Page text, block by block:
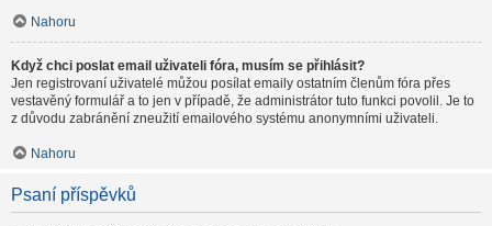
Nahoru
Když chci poslat email uživateli fóra, musím se přihlásit?
Jen registrovaní uživatelé můžou posílat emaily ostatním členům fóra přes
vestavěný formulář a to jen v případě, že administrátor tuto funkci povolil. Je to
z důvodu zabránění zneužití emailového systému anonymními uživateli.
Nahoru
Psaní příspěvků